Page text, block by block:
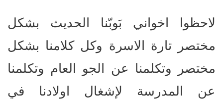
لاحظوا اخواني بَوبّنا الحديث بشكل
مختصر تارة الاسرة وكل كلامنا بشكل
مختصر وتكلمنا عن الجو العام وتكلمنا
عن المدرسة لإشغال اولادنا في